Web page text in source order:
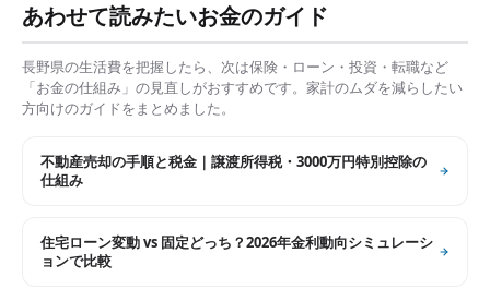
あわせて読みたいお金のガイド
長野県の生活費を把握したら、次は保険・ローン・投資・転職など
「お金の仕組み」の見直しがおすすめです。家計のムダを減らしたい
方向けのガイドをまとめました。
不動産売却の手順と税金｜譲渡所得税・3000万円特別控除の
仕組み
住宅ローン変動 vs 固定どっち？2026年金利動向シミュレーシ
ョンで比較